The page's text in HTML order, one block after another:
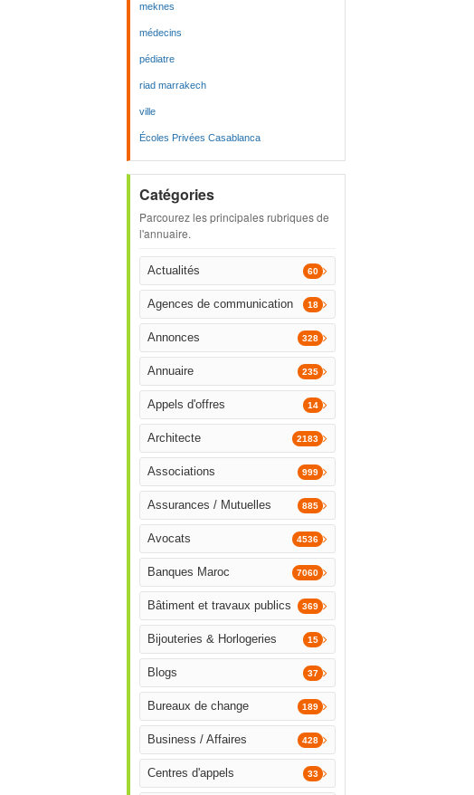
meknes
médecins
pédiatre
riad marrakech
ville
Écoles Privées Casablanca
Catégories
Parcourez les principales rubriques de
l'annuaire.
Actualités 60
Agences de communication 18
Annonces 328
Annuaire 235
Appels d'offres 14
Architecte 2183
Associations 999
Assurances / Mutuelles 885
Avocats 4536
Banques Maroc 7060
Bâtiment et travaux publics 369
Bijouteries & Horlogeries 15
Blogs 37
Bureaux de change 189
Business / Affaires 428
Centres d'appels 33